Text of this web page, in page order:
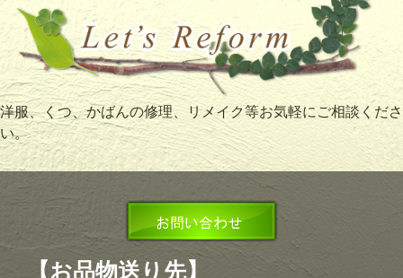
洋服、くつ、かばんの修理、リメイク等お気軽にご相談くださ
い。
【お品物送り先】